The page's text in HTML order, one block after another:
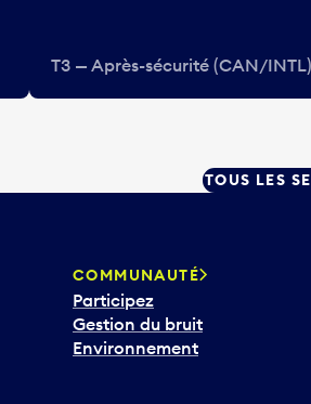
T3 — Après-sécurité (CAN/INTL)
TOUS LES
COMMUNAUTÉ
Participez
Gestion du bruit
Environnement